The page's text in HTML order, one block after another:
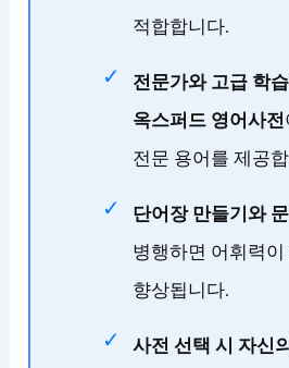
적합합니다.
전문가와 고급 학
옥스퍼드 영어사전
전문 용어를 제공
단어장 만들기와
병행하면 어휘력
향상됩니다.
사전 선택 시 자신